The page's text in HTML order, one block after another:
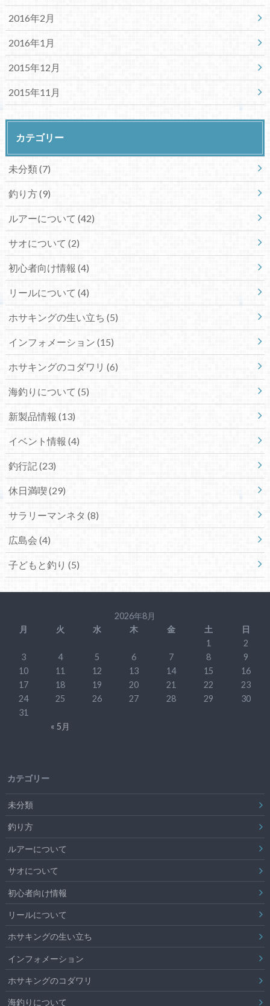
2016年2月
2016年1月
2015年12月
2015年11月
カテゴリー
未分類 (7)
釣り方 (9)
ルアーについて (42)
サオについて (2)
初心者向け情報 (4)
リールについて (4)
ホサキングの生い立ち (5)
インフォメーション (15)
ホサキングのコダワリ (6)
海釣りについて (5)
新製品情報 (13)
イベント情報 (4)
釣行記 (23)
休日満喫 (29)
サラリーマンネタ (8)
広島会 (4)
子どもと釣り (5)
2026年8月
月
火 水 木 金 土 日
« 5月
1
2
3
4 5 6 7 8
9
10
11 12 13 14 15
16
17
18 19 20 21 22
23
24
25 26 27 28 29
30
31
カテゴリー
未分類
釣り方
ルアーについて
サオについて
初心者向け情報
リールについて
ホサキングの生い立ち
インフォメーション
ホサキングのコダワリ
海釣りについて